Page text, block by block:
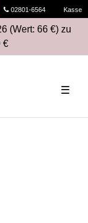
02801-6564 Kasse
(Wert: 66 €) zu
€
☰